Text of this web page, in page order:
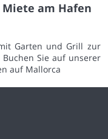
am Hafen
Garten und Grill zur
Sie auf unserer
auf Mallorca